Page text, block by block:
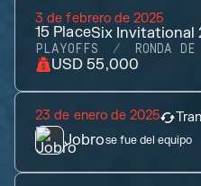
3 de febrero de 2025
15 PlaceSix Invitational
PLAYOFFS RONDA
USD 55,000
23 de enero de 2025
Jobrose fue del equipo